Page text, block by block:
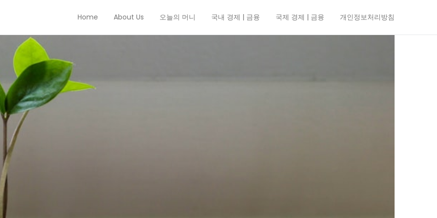
Home About Us 오늘의 머니 국내 경제 | 금융 국제 경제 | 금융 개인정보처리방침